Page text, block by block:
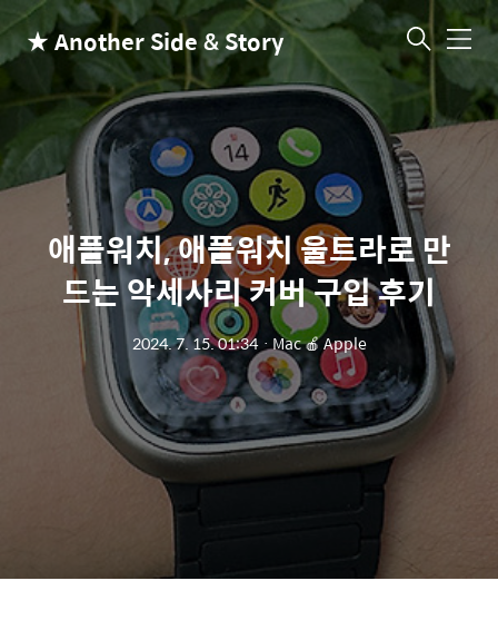
★ Another Side & Story 메
뉴
애플워치, 애플워치 울트라로 만
드는 악세사리 커버 구입 후기
2024. 7. 15. 01:34ㆍMac 🍎 Apple